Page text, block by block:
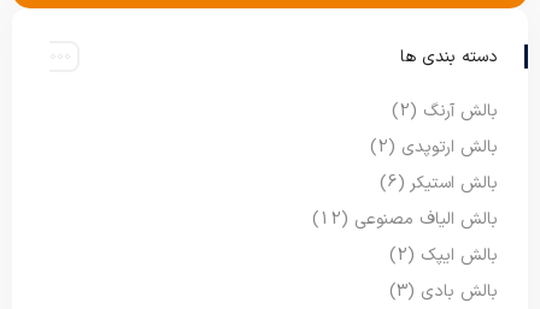
دسته بندی ها
بالش آرنگ (2)
بالش ارتوپدی (2)
بالش استیکر (6)
بالش الیاف مصنوعی (12)
بالش ایپک (2)
بالش بادی (3)